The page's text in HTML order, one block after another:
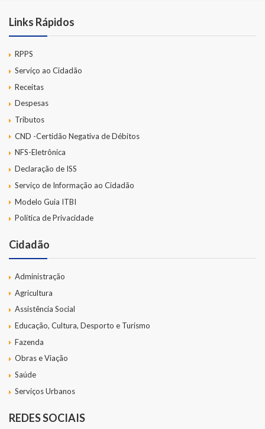
Links Rápidos
RPPS
Serviço ao Cidadão
Receitas
Despesas
Tributos
CND -Certidão Negativa de Débitos
NFS-Eletrônica
Declaração de ISS
Serviço de Informação ao Cidadão
Modelo Guia ITBI
Política de Privacidade
Cidadão
Administração
Agricultura
Assistência Social
Educação, Cultura, Desporto e Turismo
Fazenda
Obras e Viação
Saúde
Serviços Urbanos
REDES SOCIAIS